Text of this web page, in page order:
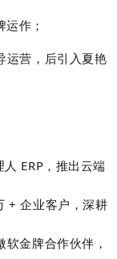
作；
运营，后引入夏艳
ERP，推出云端
+ 企业客户，深耕
金牌合作伙伴，